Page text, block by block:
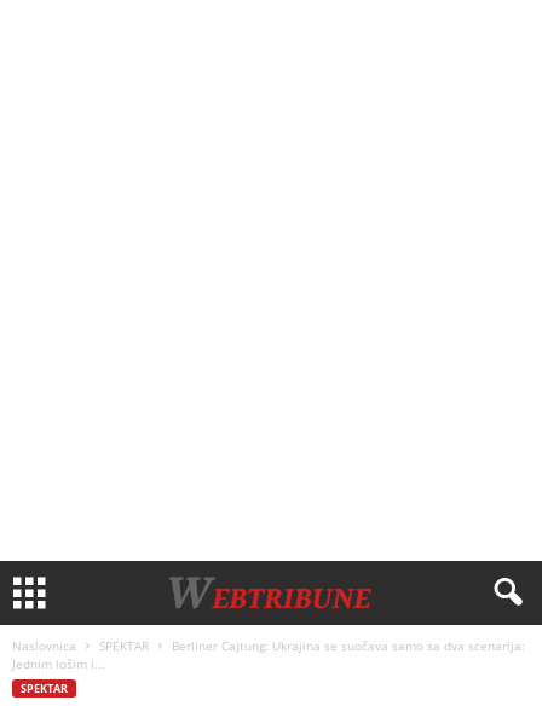
Naslovnica SPEKTAR
Berliner Cajtung: Ukrajina se suočava samo sa dva scenarija:
Jednim lošim i...
SPEKTAR